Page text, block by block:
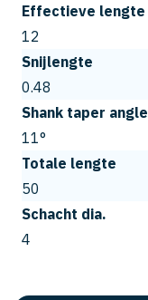
Effectieve lengte
12
Snijlengte
0.48
Shank taper angle
11°
Totale lengte
50
Schacht dia.
4